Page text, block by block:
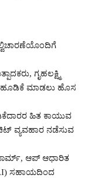
ಗೃಹಲಕ್ಷ್ಮಿ
ಹೂಡಿಕೆ ಮಾಡಲು ಹೊಸ
ಹಿತ ಕಾಯುವ
ವ್ಯವಹಾರ ನಡೆಸುವ
ಆಪ್ ಆಧಾರಿತ
ಸಹಾಯದಿಂದ